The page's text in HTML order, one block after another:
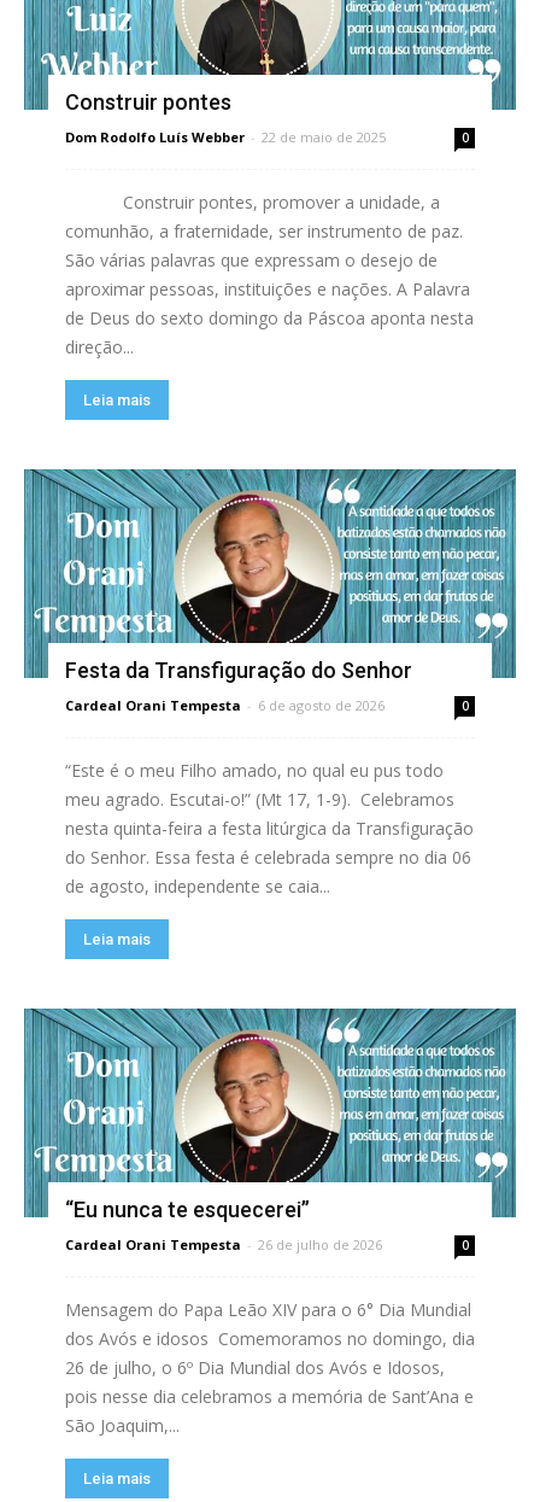
Construir pontes
Dom Rodolfo Luís Webber - 22 de maio de 2025 0
Construir pontes, promover a unidade, a
comunhão, a fraternidade, ser instrumento de paz.
São várias palavras que expressam o desejo de
aproximar pessoas, instituições e nações. A Palavra
de Deus do sexto domingo da Páscoa aponta nesta
direção...
Leia mais
Festa da Transfiguração do Senhor
Cardeal Orani Tempesta - 6 de agosto de 2026 0
“Este é o meu Filho amado, no qual eu pus todo
meu agrado. Escutai-o!” (Mt 17, 1-9). Celebramos
nesta quinta-feira a festa litúrgica da Transfiguração
do Senhor. Essa festa é celebrada sempre no dia 06
de agosto, independente se caia...
Leia mais
“Eu nunca te esquecerei”
Cardeal Orani Tempesta - 26 de julho de 2026 0
Mensagem do Papa Leão XIV para o 6° Dia Mundial
dos Avós e idosos Comemoramos no domingo, dia
26 de julho, o 6º Dia Mundial dos Avós e Idosos,
pois nesse dia celebramos a memória de Sant’Ana e
São Joaquim,...
Leia mais